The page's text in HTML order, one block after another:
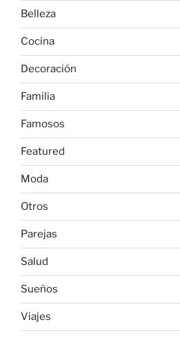
Belleza
Cocina
Decoración
Familia
Famosos
Featured
Moda
Otros
Parejas
Salud
Sueños
Viajes